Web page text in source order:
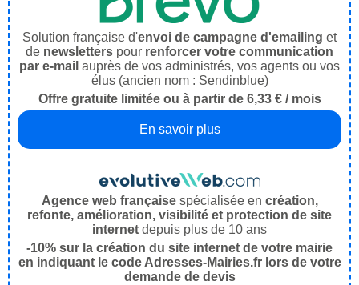
Solution française d'envoi de campagne d'emailing et
de newsletters pour renforcer votre communication
par e-mail auprès de vos administrés, vos agents ou vos
élus (ancien nom : Sendinblue)
Offre gratuite limitée ou à partir de 6,33 € / mois
En savoir plus
Agence web françaisespécialisée en création,
refonte, amélioration, visibilité et protection de site
internet depuis plus de 10 ans
-10% sur la création du site internet de votre mairie
en indiquant le code Adresses-Mairies.fr lors de votre
demande de devis